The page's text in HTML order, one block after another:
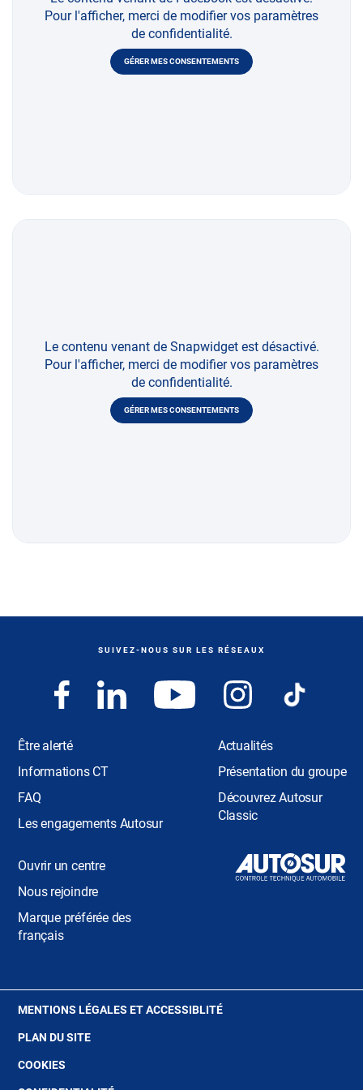
Pour l'afficher, merci de modifier vos paramètres
de confidentialité.
GÉRER MES CONSENTEMENTS
Le contenu venant de Snapwidget est désactivé.
Pour l'afficher, merci de modifier vos paramètres
de confidentialité.
GÉRER MES CONSENTEMENTS
SUIVEZ-NOUS SUR LES RÉSEAUX
Être alerté
Informations CT
FAQ
Les engagements Autosur
Actualités
Présentation du groupe
Découvrez Autosur
Classic
Ouvrir un centre
Nous rejoindre
Marque préférée des
français
MENTIONS LÉGALES ET ACCESSIBLITÉ(OUVRE
PLAN DU SITE
COOKIES